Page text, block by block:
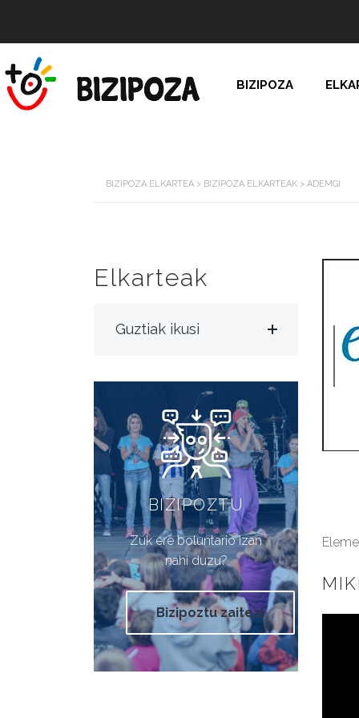
BIZIPOZA
BIZIPOZA ELKARTEA > BIZIPOZA ELKARTEAK > ADEMGI
Elkarteak
Guztiak ikusi
BIZIPOZTU
Zuk ere boluntario izan
nahi duzu?
Bizipoztu zaitez!